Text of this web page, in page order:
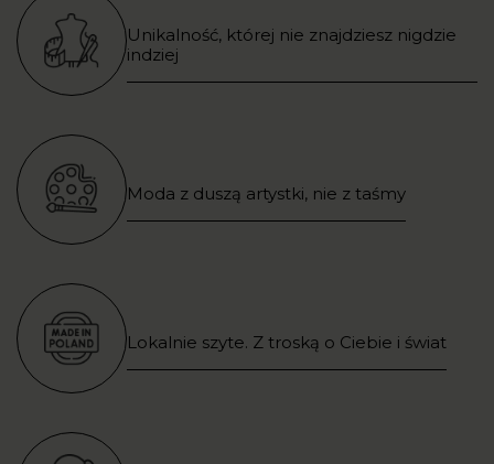
Unikalność, której nie znajdziesz nigdzie
indziej
Moda z duszą artystki, nie z taśmy
Lokalnie szyte. Z troską o Ciebie i świat